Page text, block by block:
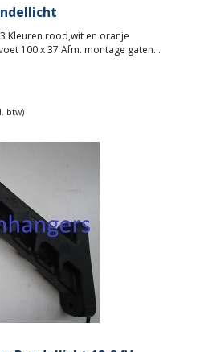
Kleuren rood,wit en oranje
100 x 37 Afm. montage gaten…
btw)